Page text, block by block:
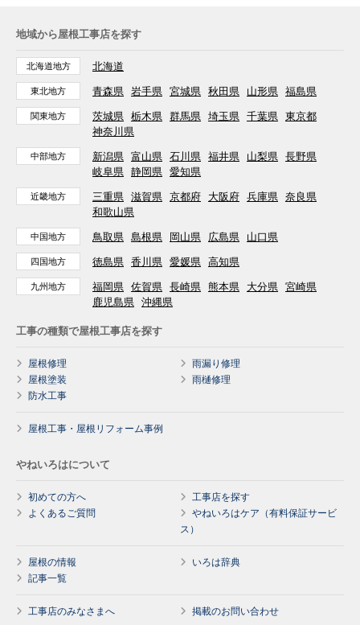
地域から屋根工事店を探す
北海道地方 北海道
東北地方 青森県 岩手県 宮城県 秋田県 山形県 福島県
関東地方 茨城県 栃木県 群馬県 埼玉県 千葉県 東京都
神奈川県
中部地方 新潟県 富山県 石川県 福井県 山梨県 長野県
岐阜県 静岡県 愛知県
近畿地方 三重県 滋賀県 京都府 大阪府 兵庫県 奈良県
和歌山県
中国地方 鳥取県 島根県 岡山県 広島県 山口県
四国地方 徳島県 香川県 愛媛県 高知県
九州地方 福岡県 佐賀県 長崎県 熊本県 大分県 宮崎県
鹿児島県 沖縄県
工事の種類で屋根工事店を探す
屋根修理
雨漏り修理
屋根塗装
雨樋修理
防水工事
屋根工事・屋根リフォーム事例
やねいろはについて
初めての方へ
工事店を探す
よくあるご質問
やねいろはケア（有料保証サービ
ス）
屋根の情報
いろは辞典
記事一覧
工事店のみなさまへ 掲載のお問い合わせ